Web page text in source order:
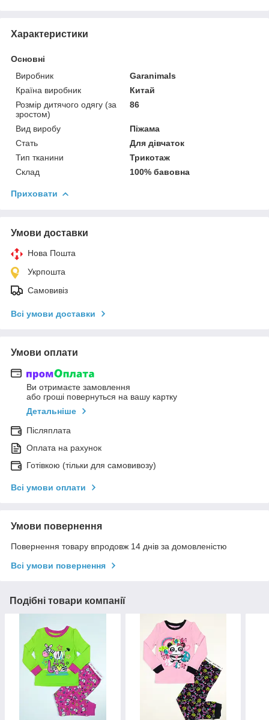
Характеристики
Основні
Виробник
Garanimals
Країна виробник
Китай
Розмір дитячого одягу (за
зростом)
86
Вид виробу
Піжама
Стать
Для дівчаток
Тип тканини
Трикотаж
Склад
100% бавовна
Приховати
Умови доставки
Нова Пошта
Укрпошта
Самовивіз
Всі умови доставки
Умови оплати
Ви отримаєте замовлення
або гроші повернуться на вашу картку
Детальніше
Післяплата
Оплата на рахунок
Готівкою (тільки для самовивозу)
Всі умови оплати
Умови повернення
Повернення товару впродовж 14 днів за домовленістю
Всі умови повернення
Подібні товари компанії